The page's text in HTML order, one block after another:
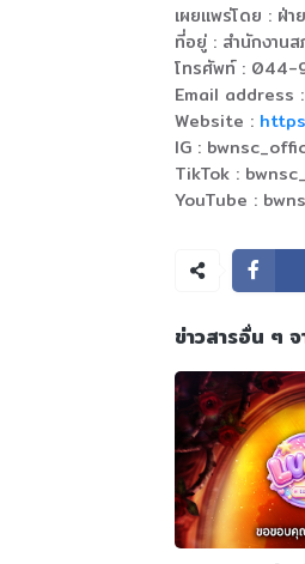
เผยแพร่โดย : ฝ่
ที่อยู่ : สำนักงาน
โทรศัพท์ : 044-
Email address
Website :
IG :
TikTok :
YouTube :
ข่าวสารอื่น ๆ